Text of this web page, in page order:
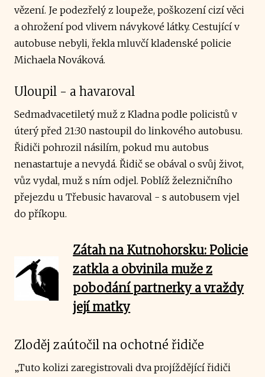
vězení. Je podezřelý z loupeže, poškození cizí věci
a ohrožení pod vlivem návykové látky. Cestující v
autobuse nebyli, řekla mluvčí kladenské policie
Michaela Nováková.
Uloupil - a havaroval
Sedmadvacetiletý muž z Kladna podle policistů v
úterý před 21:30 nastoupil do linkového autobusu.
Řidiči pohrozil násilím, pokud mu autobus
nenastartuje a nevydá. Řidič se obával o svůj život,
vůz vydal, muž s ním odjel. Poblíž železničního
přejezdu u Třebusic havaroval - s autobusem vjel
do příkopu.
Zátah na Kutnohorsku: Policie
zatkla a obvinila muže z
pobodání partnerky a vraždy
její matky
Zloděj zaútočil na ochotné řidiče
„Tuto kolizi zaregistrovali dva projíždějící řidiči